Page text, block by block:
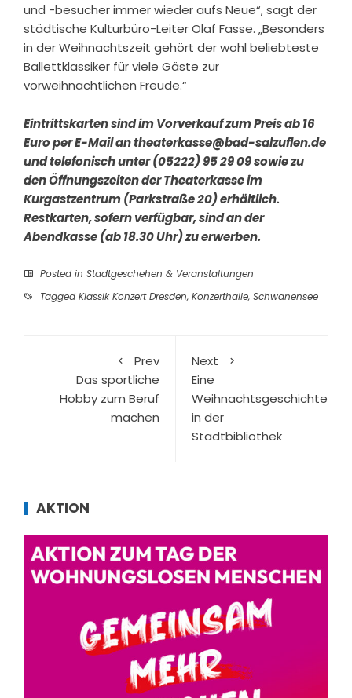
und -besucher immer wieder aufs Neue“, sagt der
städtische Kulturbüro-Leiter Olaf Fasse. „Besonders
in der Weihnachtszeit gehört der wohl beliebteste
Ballettklassiker für viele Gäste zur
vorweihnachtlichen Freude.“
Eintrittskarten sind im Vorverkauf zum Preis ab 16
Euro per E-Mail an theaterkasse@bad-salzuflen.de
und telefonisch unter (05222) 95 29 09 sowie zu
den Öffnungszeiten der Theaterkasse im
Kurgastzentrum (Parkstraße 20) erhältlich.
Restkarten, sofern verfügbar, sind an der
Abendkasse (ab 18.30 Uhr) zu erwerben.
Posted in Stadtgeschehen & Veranstaltungen
Tagged Klassik Konzert Dresden, Konzerthalle, Schwanensee
Prev
Das sportliche
Hobby zum Beruf
machen
Next
Eine
Weihnachtsgeschichte
in der
Stadtbibliothek
AKTION